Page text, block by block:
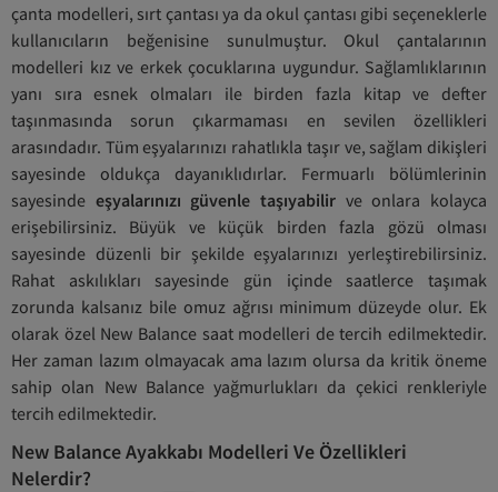
çanta modelleri, sırt çantası ya da okul çantası gibi seçeneklerle
kullanıcıların beğenisine sunulmuştur. Okul çantalarının
modelleri kız ve erkek çocuklarına uygundur. Sağlamlıklarının
yanı sıra esnek olmaları ile birden fazla kitap ve defter
taşınmasında sorun çıkarmaması en sevilen özellikleri
arasındadır. Tüm eşyalarınızı rahatlıkla taşır ve, sağlam dikişleri
sayesinde oldukça dayanıklıdırlar. Fermuarlı bölümlerinin
sayesinde eşyalarınızı güvenle taşıyabilir ve onlara kolayca
erişebilirsiniz. Büyük ve küçük birden fazla gözü olması
sayesinde düzenli bir şekilde eşyalarınızı yerleştirebilirsiniz.
Rahat askılıkları sayesinde gün içinde saatlerce taşımak
zorunda kalsanız bile omuz ağrısı minimum düzeyde olur. Ek
olarak özel New Balance saat modelleri de tercih edilmektedir.
Her zaman lazım olmayacak ama lazım olursa da kritik öneme
sahip olan New Balance yağmurlukları da çekici renkleriyle
tercih edilmektedir.
New Balance Ayakkabı Modelleri Ve Özellikleri
Nelerdir?